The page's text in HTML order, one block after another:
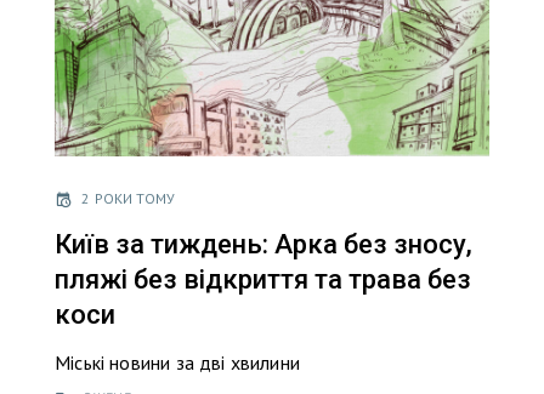
2 РОКИ ТОМУ
Київ за тиждень: Арка без зносу,
пляжі без відкриття та трава без
коси
Міські новини за дві хвилини